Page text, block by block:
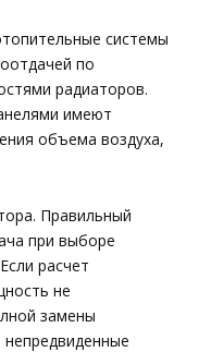
системы
по
радиаторов.
имеют
объема воздуха,
Правильный
при выборе
расчет
не
замены
непредвиденные